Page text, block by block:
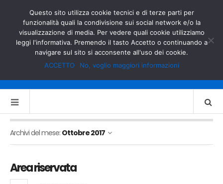
MINISTERO DELL’INTERNO
GOVERNO.IT
Archivi del mese: Ottobre 2017
Area riservata
Questo sito utilizza cookie tecnici e di terze parti per
funzionalità quali la condivisione sui social network e/o la
visualizzazione di media. Per vedere quali cookie utilizziamo
leggi l'informativa. Premendo il tasto Accetto o continuando a
navigare sul sito si acconsente all'uso dei cookie.
ACCETTO
No, voglio maggiori informazioni